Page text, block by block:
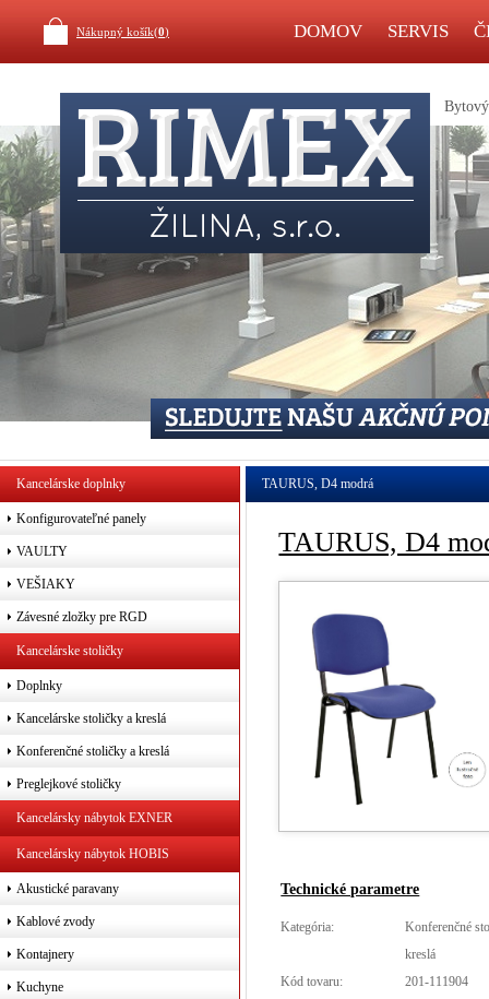
Nákupný košík(0) DOMOV SERVIS
Bytový
Kancelárske doplnky
Konfigurovateľné panely
VAULTY
VEŠIAKY
Závesné zložky pre RGD
Kancelárske stoličky
Doplnky
Kancelárske stoličky a kreslá
Konferenčné stoličky a kreslá
Preglejkové stoličky
Kancelársky nábytok EXNER
Kancelársky nábytok HOBIS
Akustické paravany
Kablové zvody
Kontajnery
Kuchyne
TAURUS, D4 modrá
TAURUS, D4
Technické parametre
Kategória:
Konferenčné
kreslá
Kód tovaru:
201-111904